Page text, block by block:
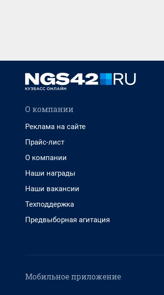
О компании
Реклама на сайте
Прайс-лист
О компании
Наши награды
Наши вакансии
Техподдержка
Предвыборная агитация
Мобильное приложение